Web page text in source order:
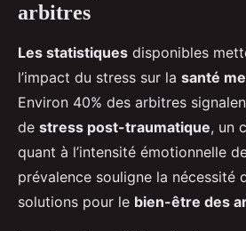
arbitres
Les statistiques disponibles
l’impact du stress sur la santé
Environ 40% des arbitres
de stress post-traumatique, un
quant à l’intensité émotionnelle
prévalence souligne la nécessité
solutions pour le bien-être des